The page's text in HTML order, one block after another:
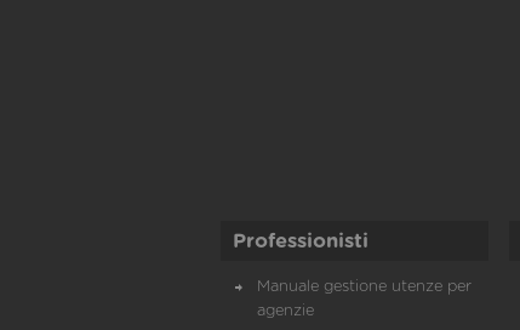
Professionisti
Manuale gestione utenze per
agenzie